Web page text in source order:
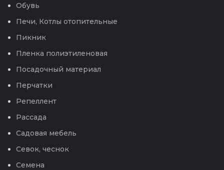
Обувь
Печи, Котлы отопительные
Пикник
Пленка полиэтиленовая
Посадочный материал
Перчатки
Репеллент
Рассада
Садовая мебель
Севок, чеснок
Семена